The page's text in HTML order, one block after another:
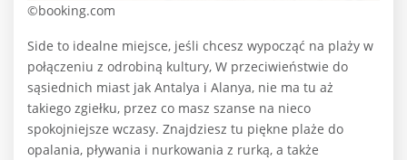
©booking.com
Side to idealne miejsce, jeśli chcesz wypocząć na plaży w
połączeniu z odrobiną kultury, W przeciwieństwie do
sąsiednich miast jak Antalya i Alanya, nie ma tu aż
takiego zgiełku, przez co masz szanse na nieco
spokojniejsze wczasy. Znajdziesz tu piękne plaże do
opalania, pływania i nurkowania z rurką, a także